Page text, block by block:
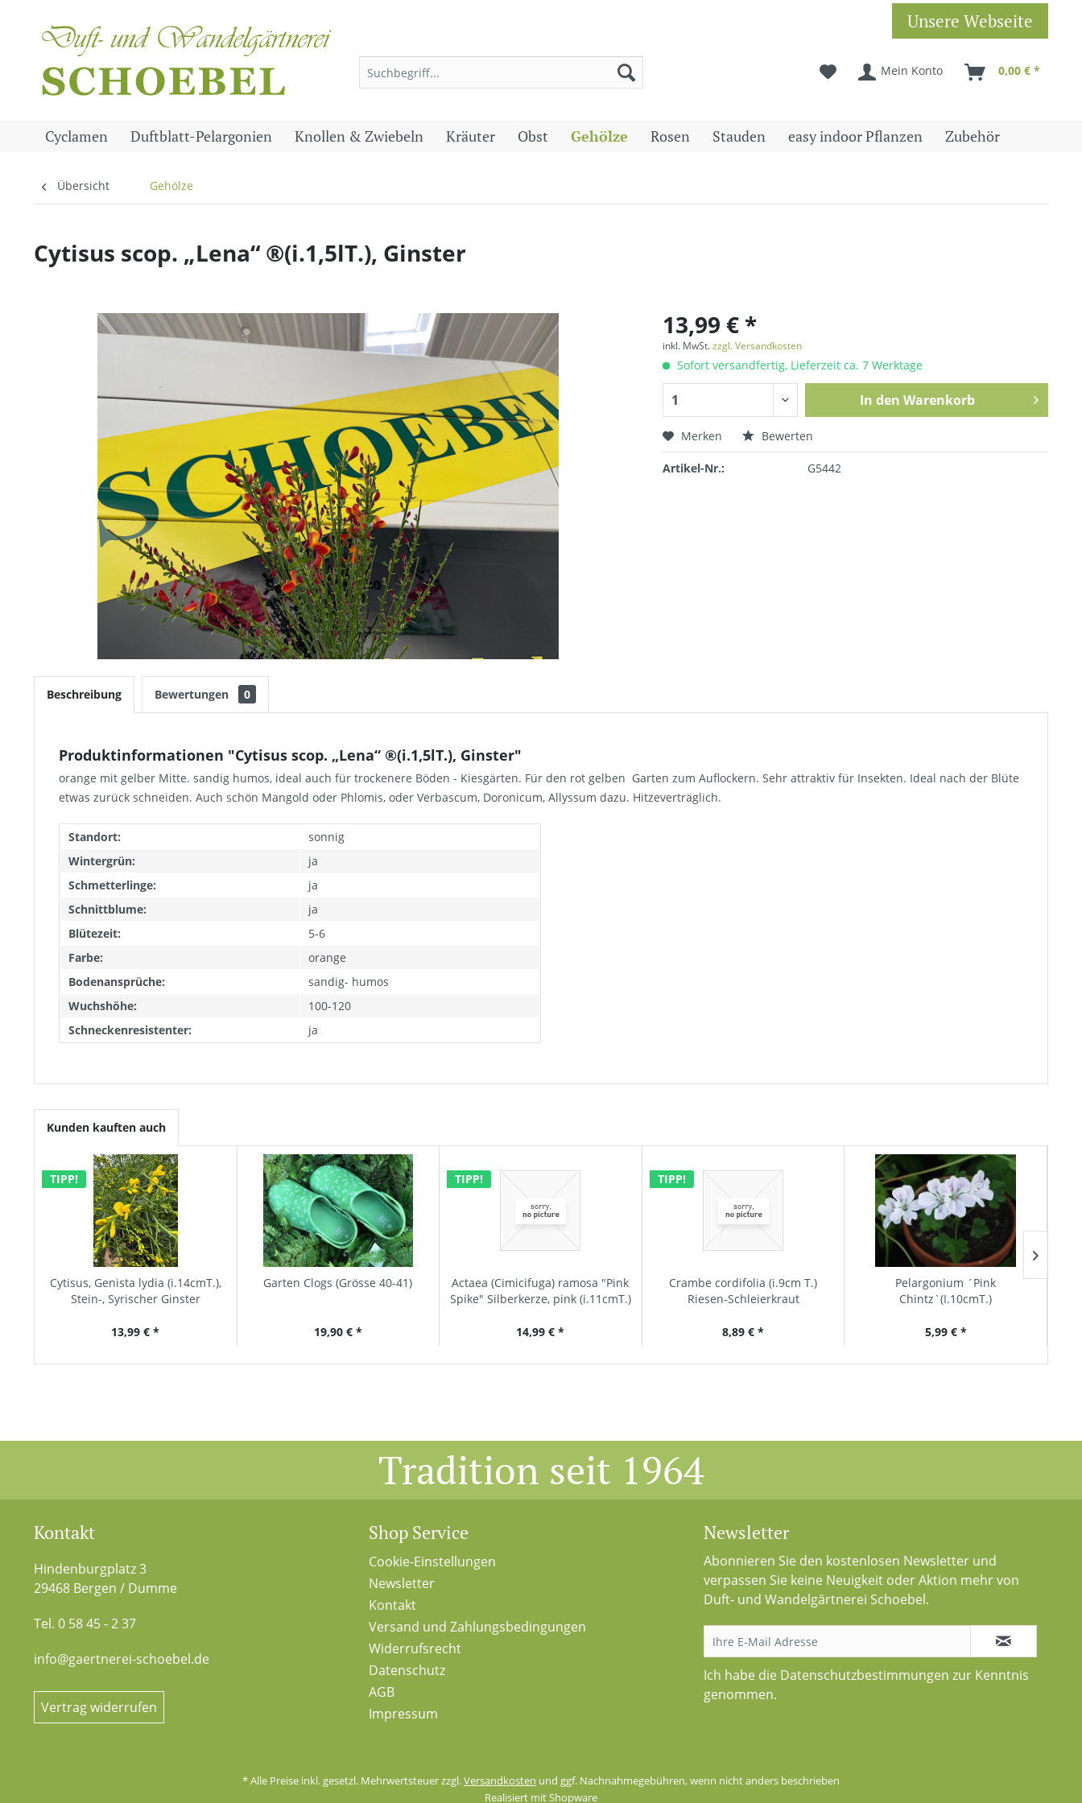
Unsere Webseite
Mein Konto 0,00 € *
Cyclamen Duftblatt-Pelargonien Knollen & Zwiebeln Kräuter Obst Gehölze Rosen Stauden easy indoor Pflanzen Zubehör
Übersicht Gehölze
Cytisus scop. „Lena“ ®(i.1,5lT.), Ginster
13,99 € *
inkl. MwSt.zzgl. Versandkosten
Sofort versandfertig, Lieferzeit ca. 7 Werktage
In den Warenkorb
Merken Bewerten
Artikel-Nr.: G5442
Beschreibung Bewertungen 0
Produktinformationen "Cytisus scop. „Lena“ ®(i.1,5lT.), Ginster"
orange mit gelber Mitte. sandig humos, ideal auch für trockenere Böden - Kiesgärten. Für den rot gelben Garten zum Auflockern. Sehr attraktiv für Insekten. Ideal nach der Blüte
etwas zurück schneiden. Auch schön Mangold oder Phlomis, oder Verbascum, Doronicum, Allyssum dazu. Hitzeverträglich.
Standort:
sonnig
Wintergrün:
ja
Schmetterlinge:
ja
Schnittblume:
ja
Blütezeit:
5-6
Farbe:
orange
Bodenansprüche:
sandig- humos
Wuchshöhe:
100-120
Schneckenresistenter:
ja
Kunden kauften auch
TIPP!
Cytisus, Genista lydia (i.14cmT.),
Stein-, Syrischer Ginster
13,99 € *
Garten Clogs (Grösse 40-41)
19,90 € *
TIPP!
Actaea (Cimicifuga) ramosa "Pink
Spike" Silberkerze, pink (i.11cmT.)
14,99 € *
TIPP!
Crambe cordifolia (i.9cm T.)
Riesen-Schleierkraut
8,89 € *
Pelargonium ´Pink
Chintz`(I.10cmT.)
5,99 € *
Tradition seit 1964
Kontakt
Hindenburgplatz 3
29468 Bergen / Dumme
Tel. 0 58 45 - 2 37
info@gaertnerei-schoebel.de
Vertrag widerrufen
Shop Service
Cookie-Einstellungen
Newsletter
Kontakt
Versand und Zahlungsbedingungen
Widerrufsrecht
Datenschutz
AGB
Impressum
Newsletter
Abonnieren Sie den kostenlosen Newsletter und
verpassen Sie keine Neuigkeit oder Aktion mehr von
Duft- und Wandelgärtnerei Schoebel.
Ich habe die Datenschutzbestimmungen zur Kenntnis
genommen.
* Alle Preise inkl. gesetzl. Mehrwertsteuer zzgl.Versandkosten und ggf. Nachnahmegebühren, wenn nicht anders beschrieben
Realisiert mit Shopware